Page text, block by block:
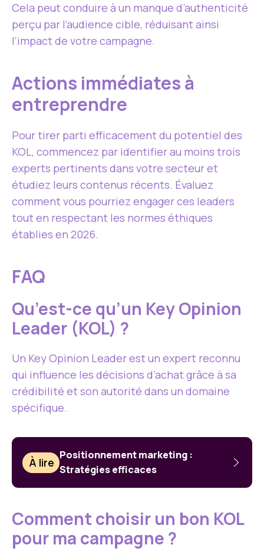
Cela peut conduire à un manque d’authenticité
perçu par l’audience cible, réduisant ainsi
l’impact de votre campagne.
Actions immédiates à
entreprendre
Pour tirer parti efficacement du potentiel des
KOL, commencez par identifier au moins trois
experts pertinents dans votre secteur et
étudiez leurs contenus récents. Évaluez
comment vous pourriez engager ces leaders
tout en respectant les normes éthiques
établies en 2026.
FAQ
Qu’est-ce qu’un Key Opinion
Leader (KOL) ?
Un Key Opinion Leader est un expert reconnu
qui influence les décisions d’achat grâce à sa
crédibilité et son autorité dans un domaine
spécifique.
À lire
Positionnement marketing :
Stratégies efficaces
Comment choisir un bon KOL
pour ma campagne ?